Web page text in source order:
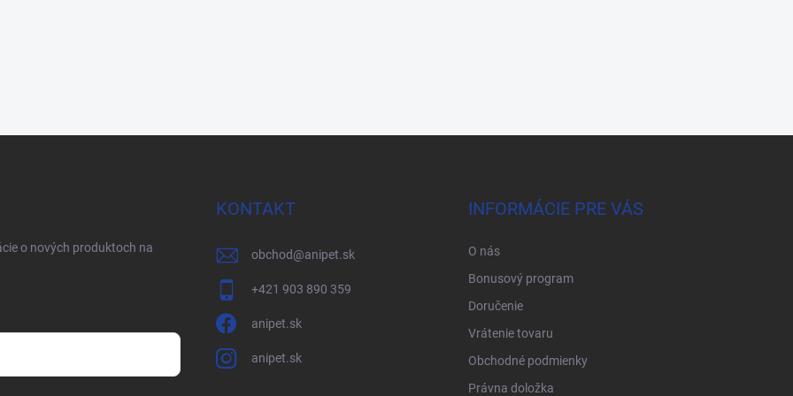
o nových produktoch na
KONTAKT
obchod@anipet.sk
+421 903 890 359
anipet.sk
anipet.sk
INFORMÁCIE PRE VÁS
O nás
Bonusový program
Doručenie
Vrátenie tovaru
Obchodné podmienky
Právna doložka